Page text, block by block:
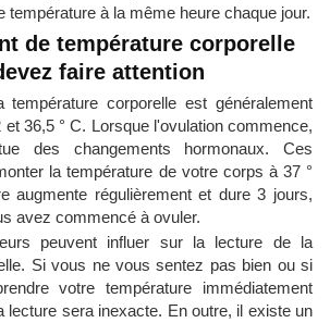
température à la même heure chaque jour.
de température corporelle
faire attention
température corporelle est généralement
36,5 ° C. Lorsque l'ovulation commence,
des changements hormonaux. Ces
la température de votre corps à 37 °
augmente régulièrement et dure 3 jours,
avez commencé à ovuler.
peuvent influer sur la lecture de la
Si vous ne vous sentez pas bien ou si
votre température immédiatement
lecture sera inexacte. En outre, il existe un